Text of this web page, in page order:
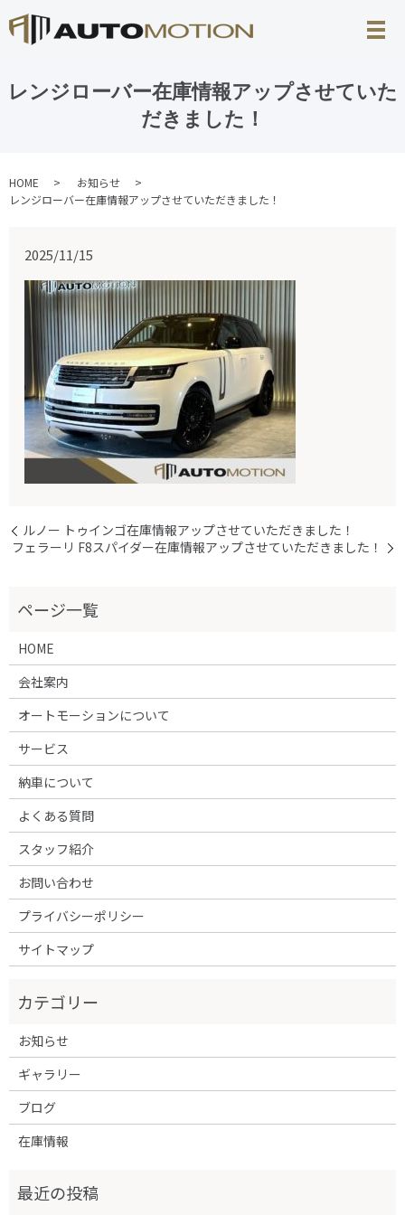
レンジローバー在庫情報アップさせていた
だきました！
HOME
お知らせ
レンジローバー在庫情報アップさせていただきました！
2025/11/15
ルノー トゥインゴ在庫情報アップさせていただきました！
フェラーリ F8スパイダー在庫情報アップさせていただきました！
HOME
会社案内
オートモーションについて
サービス
納車について
よくある質問
スタッフ紹介
お問い合わせ
プライバシーポリシー
サイトマップ
お知らせ
ギャラリー
ブログ
在庫情報